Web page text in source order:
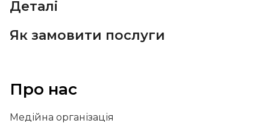
Про нас
Медійна організація
Деталі
Як замовити послуги